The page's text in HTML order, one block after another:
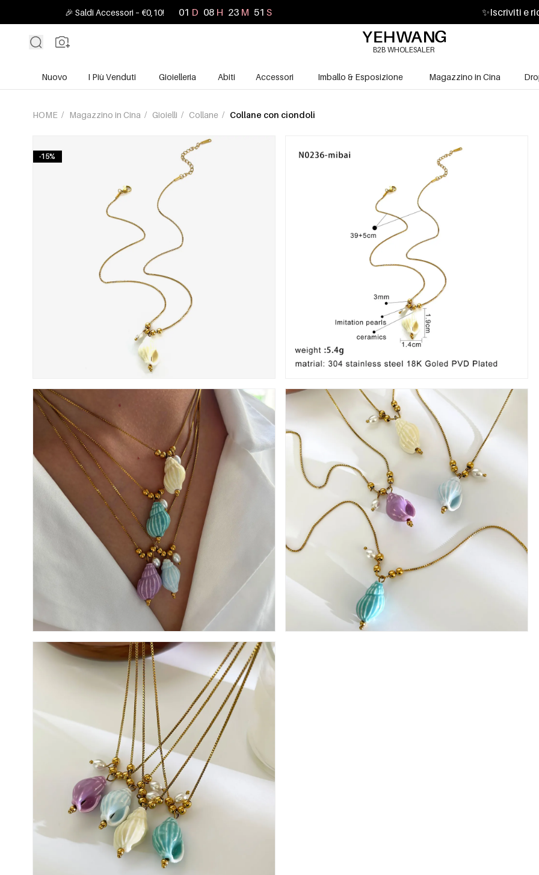
🎉 Saldi Accessori – €0,10! 01 D 08 H 23 M 49 S ✨Iscriviti e
B2B WHOLESALER
Nuovo I Più Venduti Gioielleria Abiti Accessori Imballo & Esposizione Magazzino in Cina
HOME / Magazzino in Cina / Gioielli / Collane / Collane con ciondoli
-15%